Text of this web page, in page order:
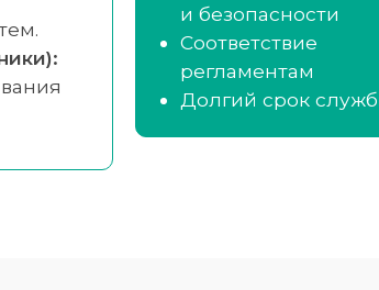
и безопасности
Соответствие
регламентам
Долгий срок